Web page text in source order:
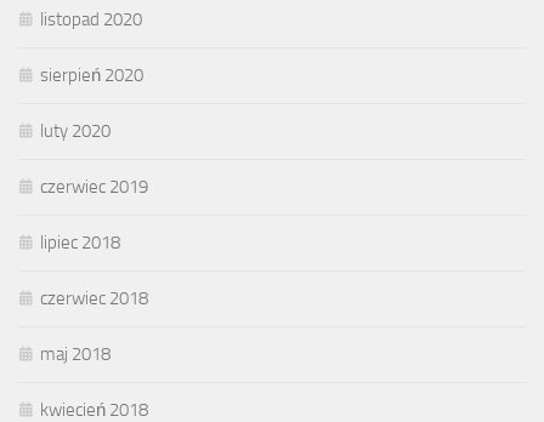
listopad 2020
sierpień 2020
luty 2020
czerwiec 2019
lipiec 2018
czerwiec 2018
maj 2018
kwiecień 2018